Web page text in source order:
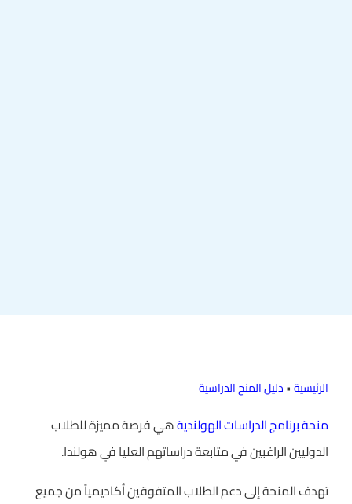
الرئيسية•دليل المنح الدراسية
منحة برنامج الدراسات الهولنديةهي فرصة مميزة للطلاب
الدوليين الراغبين في متابعة دراساتهم العليا في هولندا.
تهدف المنحة إلى دعم الطلاب المتفوقين أكاديمياً من جميع